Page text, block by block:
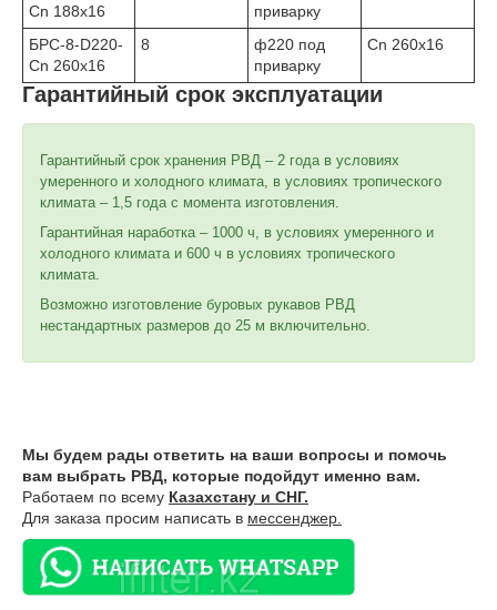
Cn 188x16
приварку
БРС-8-D220-
Cn 260x16
8
ф220 под
приварку
Cn 260x16
Гарантийный срок эксплуатации
Гарантийный срок хранения РВД – 2 года в условиях
умеренного и холодного климата, в условиях тропического
климата – 1,5 года с момента изготовления.
Гарантийная наработка – 1000 ч, в условиях умеренного и
холодного климата и 600 ч в условиях тропического
климата.
Возможно изготовление буровых рукавов РВД
нестандартных размеров до 25 м включительно.
Мы будем рады ответить на ваши вопросы и помочь
вам выбрать РВД, которые подойдут именно вам.
Работаем по всему Казахстану и СНГ.
Для заказа просим написать в мессенджер.